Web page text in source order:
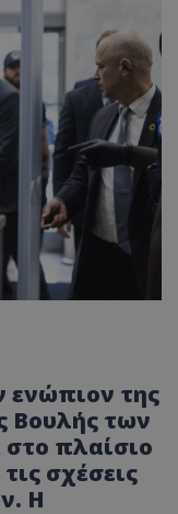
ενώπιον της
Βουλής των
πλαίσιο
σχέσεις
Η